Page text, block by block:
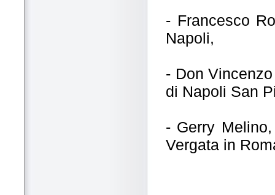
- Francesco
Napoli,
- Don
di Napoli San
- Gerry
Vergata in